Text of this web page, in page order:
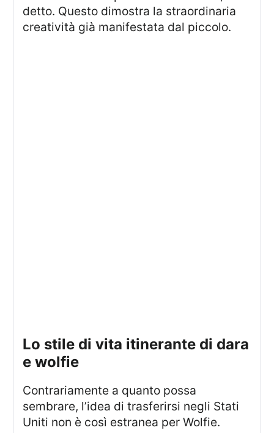
detto. Questo dimostra la straordinaria
creatività già manifestata dal piccolo.
lo stile di vita itinerante di dara
e wolfie
Contrariamente a quanto possa
sembrare, l’idea di trasferirsi negli Stati
Uniti non è così estranea per Wolfie.